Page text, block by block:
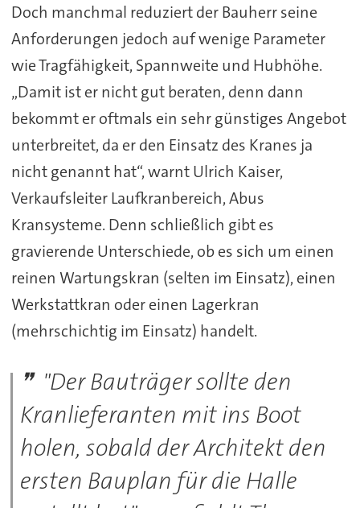
Doch manchmal reduziert der Bauherr seine
Anforderungen jedoch auf wenige Parameter
wie Tragfähigkeit, Spannweite und Hubhöhe.
„Damit ist er nicht gut beraten, denn dann
bekommt er oftmals ein sehr günstiges Angebot
unterbreitet, da er den Einsatz des Kranes ja
nicht genannt hat“, warnt Ulrich Kaiser,
Verkaufsleiter Laufkranbereich, Abus
Kransysteme. Denn schließlich gibt es
gravierende Unterschiede, ob es sich um einen
reinen Wartungskran (selten im Einsatz), einen
Werkstattkran oder einen Lagerkran
(mehrschichtig im Einsatz) handelt.
"Der Bauträger sollte den
Kranlieferanten mit ins Boot
holen, sobald der Architekt den
ersten Bauplan für die Halle